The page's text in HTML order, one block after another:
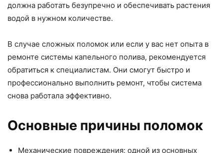
должна работать безупречно и обеспечивать растения
водой в нужном количестве.
В случае сложных поломок или если у вас нет опыта в
ремонте системы капельного полива, рекомендуется
обратиться к специалистам. Они смогут быстро и
профессионально выполнить ремонт, чтобы система
снова работала эффективно.
Основные причины поломок
Механические повреждения: одной из основных